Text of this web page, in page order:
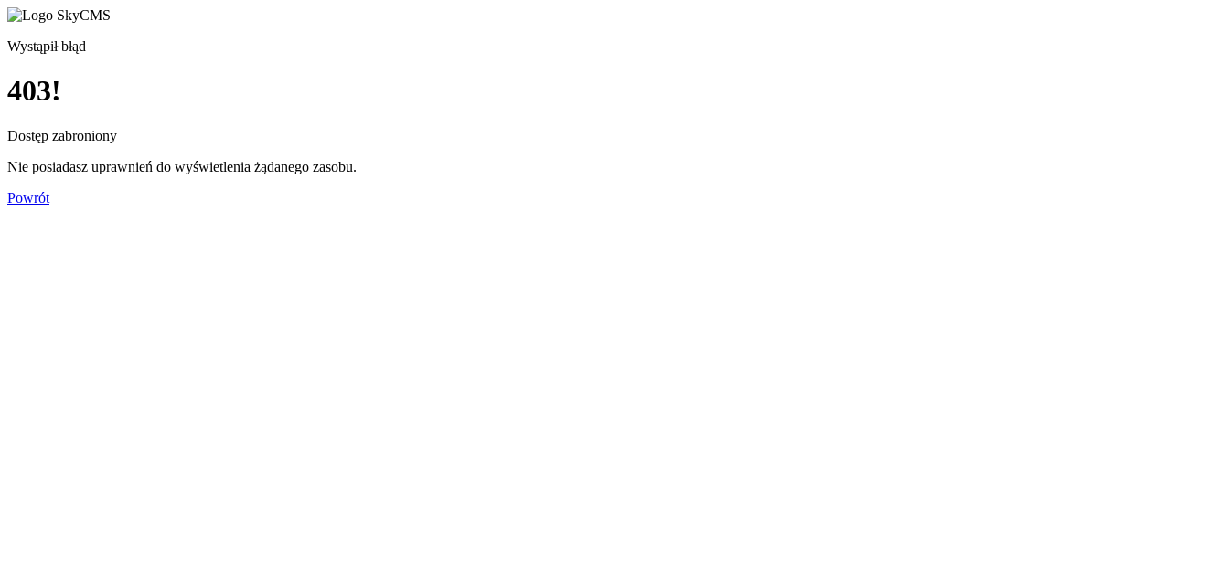
Wystąpił błąd
403!
Dostęp zabroniony
Nie posiadasz uprawnień do wyświetlenia żądanego zasobu.
Powrót